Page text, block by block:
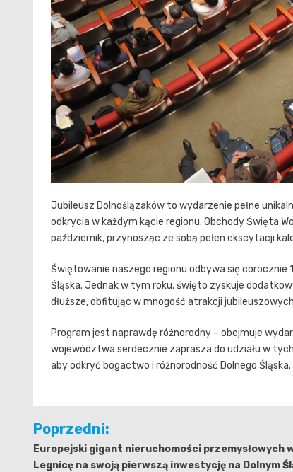
Jubileusz Dolnoślązaków to wydarzenie pełne
odkrycia w każdym kącie regionu. Obchody Święta
październik, przynosząc ze sobą pełen ekscytacji
Świętowanie naszego regionu odbywa się corocznie
Śląska. Jednak w tym roku, święto zyskuje
dłuższe, obfitując w mnogość atrakcji
Program jest naprawdę różnorodny – obejmuje
województwa serdecznie zaprasza do udziału w
aby odkryć bogactwo i różnorodność Dolnego Śląska.
Nawigacja
wpisu
Poprzedni:
Europejski gigant nieruchomości przemysłowych
Legnicę na swoją pierwszą inwestycję na Dolnym